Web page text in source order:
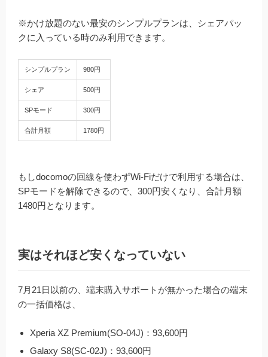
※かけ放題のない最安のシンプルプランは、シェアパッ
クに入っている時のみ利用できます。
シンプルプラン 980円
シェア 500円
SPモード 300円
合計月額 1780円
もしdocomoの回線を使わずWi-Fiだけで利用する場合は、
SPモードを解除できるので、300円安くなり、合計月額
1480円となります。
実はそれほど安くなっていない
7月21日以前の、端末購入サポートが無かった場合の端末
の一括価格は、
Xperia XZ Premium(SO-04J)：93,600円
Galaxy S8(SC-02J)：93,600円